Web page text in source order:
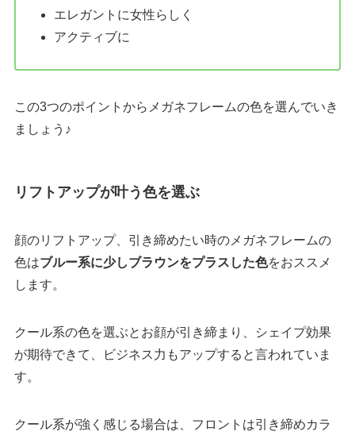
エレガントに女性らしく
アクティブに
この3つのポイントからメガネフレームの色を選んでいき
ましょう♪
リフトアップが叶う色を選ぶ
顔のリフトアップ、引き締めたい時のメガネフレームの
色はブルー系に少しブラウンをプラスした色をおススメ
します。
クール系の色を選ぶとお顔が引き締まり、シェイプ効果
が期待できて、ビジネス力もアップすると言われていま
す。
クール系が強く感じる場合は、フロントは引き締めカラ